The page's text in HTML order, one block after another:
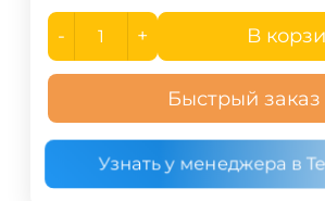
- + В
Быстрый заказ
Узнать у менеджера в